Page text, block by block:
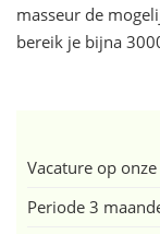
masseur de
bereik je bijna
Vacature op
Periode 3